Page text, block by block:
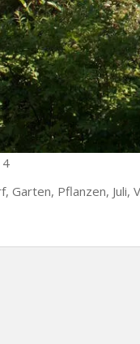
Garten, Pflanzen, Juli,